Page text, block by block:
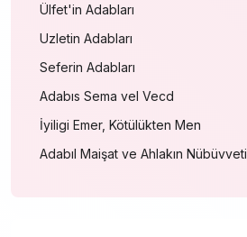
Ülfet'in Adabları
Uzletin Adabları
Seferin Adabları
Adabıs Sema vel Vecd
İyiligi Emer, Kötülükten Men
Adabıl Maişat ve Ahlakın Nübüvveti